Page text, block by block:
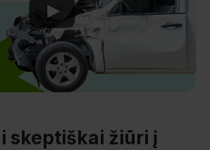
Play
skeptiškai žiūri į